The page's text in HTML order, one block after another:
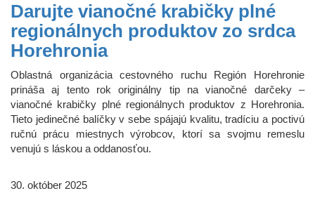
Darujte vianočné krabičky plné
regionálnych produktov zo srdca
Horehronia
Oblastná organizácia cestovného ruchu Región Horehronie
prináša aj tento rok originálny tip na vianočné darčeky –
vianočné krabičky plné regionálnych produktov z Horehronia.
Tieto jedinečné balíčky v sebe spájajú kvalitu, tradíciu a poctivú
ručnú prácu miestnych výrobcov, ktorí sa svojmu remeslu
venujú s láskou a oddanosťou.
30. október 2025